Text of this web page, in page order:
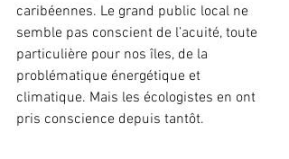
caribéennes. Le grand public local ne
semble pas conscient de l’acuité, toute
particulière pour nos îles, de la
problématique énergétique et
climatique. Mais les écologistes en ont
pris conscience depuis tantôt.